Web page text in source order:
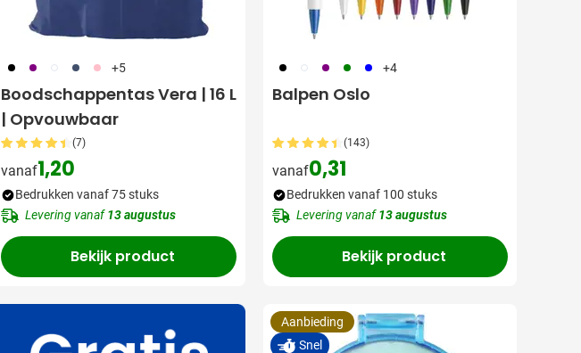
001 024 002 005 017 +5
Boodschappentas Vera | 16 L
| Opvouwbaar
(7)
vanaf1,20
Bedrukken vanaf 75 stuks
Levering vanaf13 augustus
Bekijk product
001 002 024 004 005 +4
Balpen Oslo
(143)
vanaf0,31
Bedrukken vanaf 100 stuks
Levering vanaf13 augustus
Bekijk product
Aanbieding
Snel